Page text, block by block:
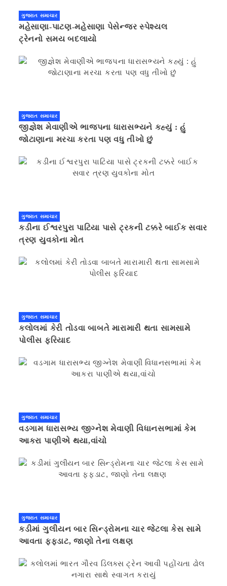
ગુજરાત સમાચાર
મહેસાણા-પાટણ-મહેસાણા પેસેન્જર સ્પેશ્યલ
ટ્રેનનો સમય બદલાયો
ગુજરાત સમાચાર
જીજ્ઞેશ મેવાણીએ ભાજપના ધારાસભ્યને કહ્યું : હું
જોટાણાના મરચા કરતા પણ વધુ તીખો છું
ગુજરાત સમાચાર
કડીના ઈશ્વરપુરા પાટિયા પાસે ટ્રકની ટક્કરે બાઈક સવાર
ત્રણ યુવકોના મોત
ગુજરાત સમાચાર
કલોલમાં કેરી તોડવા બાબતે મારામારી થતા સામસામે
પોલીસ ફરિયાદ
ગુજરાત સમાચાર
વડગામ ધારાસભ્ય જીગ્નેશ મેવાણી વિધાનસભામાં કેમ
આકરા પાણીએ થયા,વાંચો
ગુજરાત સમાચાર
કડીમાં ગુલીયન બાર સિન્ડ્રોમના ચાર જેટલા કેસ સામે
આવતા ફફડાટ, જાણો તેના લક્ષણ